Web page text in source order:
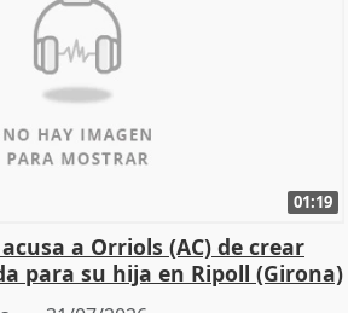
01:19
a Orriols (AC) de crear
para su hija en Ripoll (Girona)